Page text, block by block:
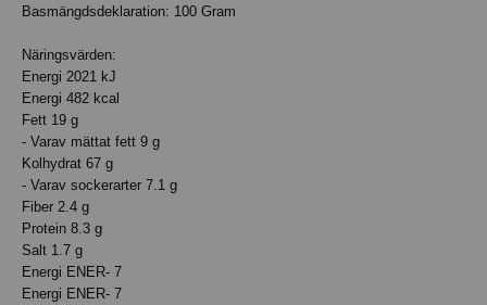
Basmängdsdeklaration: 100 Gram
Näringsvärden:
Energi 2021 kJ
Energi 482 kcal
Fett 19 g
- Varav mättat fett 9 g
Kolhydrat 67 g
- Varav sockerarter 7.1 g
Fiber 2.4 g
Protein 8.3 g
Salt 1.7 g
Energi ENER- 7
Energi ENER- 7